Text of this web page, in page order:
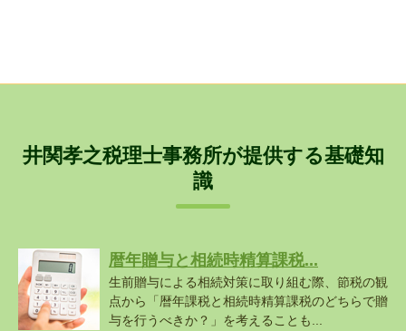
井関孝之税理士事務所が提供する基礎知
識
暦年贈与と相続時精算課税...
生前贈与による相続対策に取り組む際、節税の観
点から「暦年課税と相続時精算課税のどちらで贈
与を行うべきか？」を考えることも...